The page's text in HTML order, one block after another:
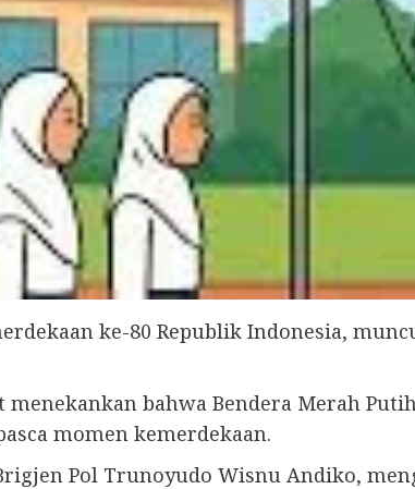
ke-80 Republik Indonesia,
bahwa Bendera Merah
momen kemerdekaan.
Pol Trunoyudo Wisnu Andiko,